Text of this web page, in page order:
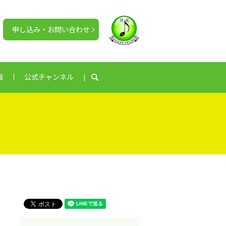
公式チャンネル search
申し込み・お問い合わせ